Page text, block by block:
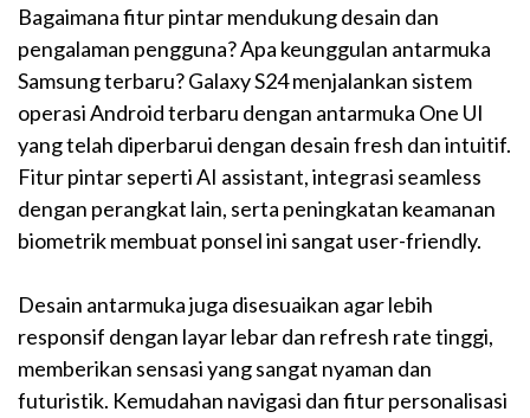
Bagaimana fitur pintar mendukung desain dan
pengalaman pengguna? Apa keunggulan antarmuka
Samsung terbaru? Galaxy S24 menjalankan sistem
operasi Android terbaru dengan antarmuka One UI
yang telah diperbarui dengan desain fresh dan intuitif.
Fitur pintar seperti AI assistant, integrasi seamless
dengan perangkat lain, serta peningkatan keamanan
biometrik membuat ponsel ini sangat user-friendly.
Desain antarmuka juga disesuaikan agar lebih
responsif dengan layar lebar dan refresh rate tinggi,
memberikan sensasi yang sangat nyaman dan
futuristik. Kemudahan navigasi dan fitur personalisasi